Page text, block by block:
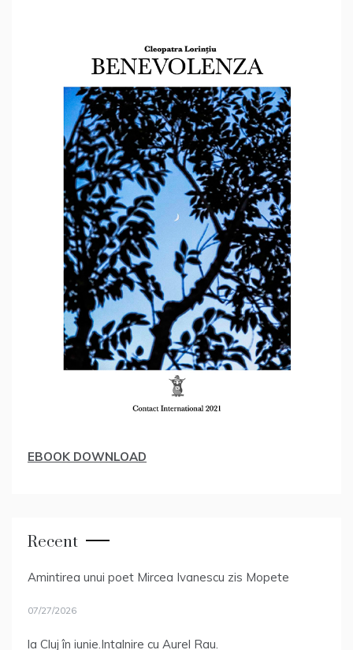
EBOOK DOWNLOAD
Recent
Amintirea unui poet Mircea Ivanescu zis Mopete
07/27/2026
la Cluj în iunie.Intalnire cu Aurel Rau.